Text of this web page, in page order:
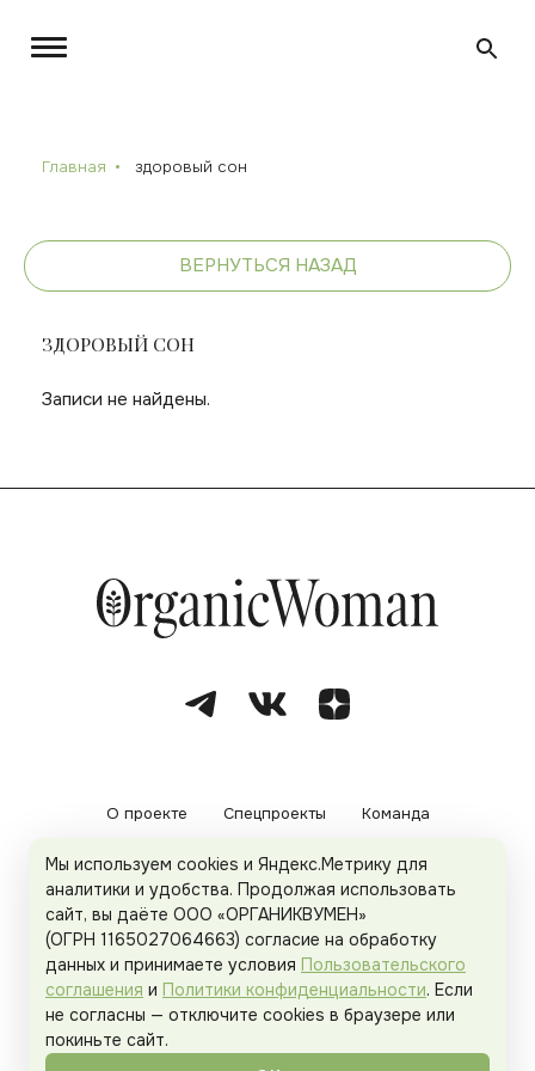
Главная здоровый сон
ВЕРНУТЬСЯ НАЗАД
ЗДОРОВЫЙ СОН
Записи не найдены.
О проекте Спецпроекты Команда
Рекламодателям Политика конфиденциальности
Пользовательское соглашение
Organicwoman.ru . Все права защищены.
Мы используем cookies и Яндекс.Метрику для
аналитики и удобства. Продолжая использовать
сайт, вы даёте ООО «ОРГАНИКВУМЕН»
(ОГРН 1165027064663) согласие на обработку
данных и принимаете условия Пользовательского
соглашения и Политики конфиденциальности. Если
не согласны — отключите cookies в браузере или
покиньте сайт.